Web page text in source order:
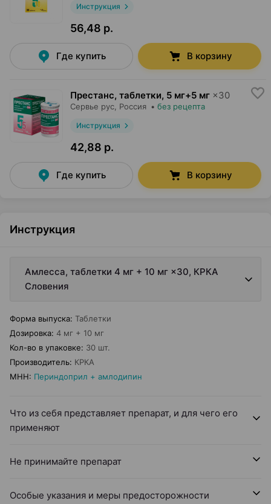
Инструкция
56,48 р.
Где купить В корзину
Престанс, таблетки, 5 мг+5 мг ×30
Сервье рус , Россия • без рецепта
Инструкция
42,88 р.
Где купить В корзину
Инструкция
Амлесса, таблетки 4 мг + 10 мг ×30, КРКА
Словения
Форма выпуска: Таблетки
Дозировка: 4 мг + 10 мг
Кол-во в упаковке: 30 шт.
Производитель: КРКА
МНН: Периндоприл + амлодипин
Что из себя представляет препарат, и для чего его
применяют
Не принимайте препарат
Особые указания и меры предосторожности